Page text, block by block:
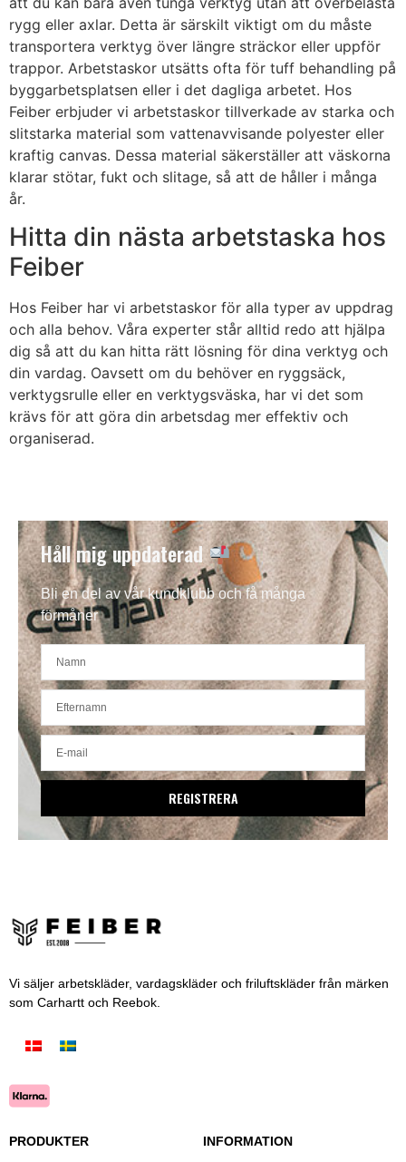
rygg eller axlar. Detta är särskilt viktigt om du måste
transportera verktyg över längre sträckor eller uppför
trappor. Arbetstaskor utsätts ofta för tuff behandling på
byggarbetsplatsen eller i det dagliga arbetet. Hos
Feiber erbjuder vi arbetstaskor tillverkade av starka och
slitstarka material som vattenavvisande polyester eller
kraftig canvas. Dessa material säkerställer att väskorna
klarar stötar, fukt och slitage, så att de håller i många
år.
Hitta din nästa arbetstaska hos
Feiber
Hos Feiber har vi arbetstaskor för alla typer av uppdrag
och alla behov. Våra experter står alltid redo att hjälpa
dig så att du kan hitta rätt lösning för dina verktyg och
din vardag. Oavsett om du behöver en ryggsäck,
verktygsrulle eller en verktygsväska, har vi det som
krävs för att göra din arbetsdag mer effektiv och
organiserad.
Håll mig uppdaterad
Bli en del av vår kundklubb och få många
förmåner
REGISTRERA
Vi säljer arbetskläder, vardagskläder och friluftskläder från märken
som Carhartt och Reebok.
PRODUKTER INFORMATION